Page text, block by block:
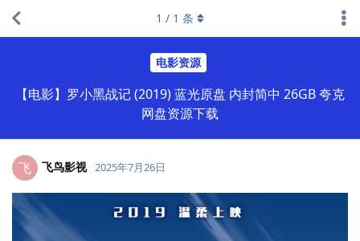
电影资源
【电影】罗小黑战记 (2019) 蓝光原盘 内封简中 26GB 夸克
网盘资源下载
1 / 1 条
飞 飞鸟影视 2025年7月26日